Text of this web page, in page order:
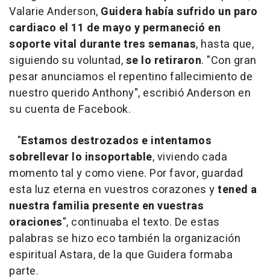
Valarie Anderson, Guidera había sufrido un paro
cardiaco el 11 de mayo y permaneció en
soporte vital durante tres semanas, hasta que,
siguiendo su voluntad,se lo retiraron. "Con gran
pesar anunciamos el repentino fallecimiento de
nuestro querido Anthony", escribió Anderson en
su cuenta de Facebook.
"Estamos destrozados e intentamos
sobrellevar lo insoportable, viviendo cada
momento tal y como viene. Por favor, guardad
esta luz eterna en vuestros corazones ytened a
nuestra familia presente en vuestras
oraciones", continuaba el texto. De estas
palabras se hizo eco también la organización
espiritual Astara, de la que Guidera formaba
parte.